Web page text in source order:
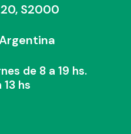
S2000
de 8 a 19 hs.
hs